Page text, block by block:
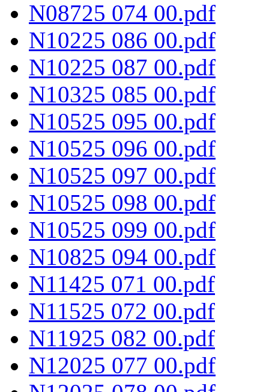
N08725 074 00.pdf
N10225 086 00.pdf
N10225 087 00.pdf
N10325 085 00.pdf
N10525 095 00.pdf
N10525 096 00.pdf
N10525 097 00.pdf
N10525 098 00.pdf
N10525 099 00.pdf
N10825 094 00.pdf
N11425 071 00.pdf
N11525 072 00.pdf
N11925 082 00.pdf
N12025 077 00.pdf